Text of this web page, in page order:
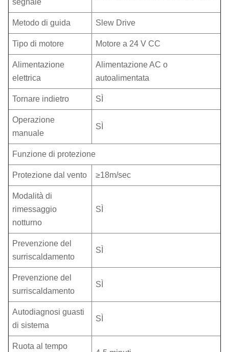
segnale
Metodo di guida Slew Drive
Tipo di motore Motore a 24 V CC
Alimentazione
elettrica
Alimentazione AC o
autoalimentata
Tornare indietro SÌ
Operazione
manuale
SÌ
Funzione di protezione
Protezione dal vento ≥18m/sec
Modalità di
rimessaggio
notturno
SÌ
Prevenzione del
surriscaldamento
SÌ
Prevenzione del
surriscaldamento
SÌ
Autodiagnosi guasti
di sistema
SÌ
Ruota al tempo